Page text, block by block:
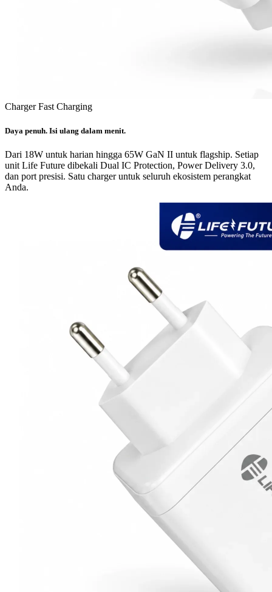
Charger Fast Charging
Daya penuh. Isi ulang dalam menit.
Dari 18W untuk harian hingga 65W GaN II untuk flagship. Setiap
unit Life Future dibekali Dual IC Protection, Power Delivery 3.0,
dan port presisi. Satu charger untuk seluruh ekosistem perangkat
Anda.